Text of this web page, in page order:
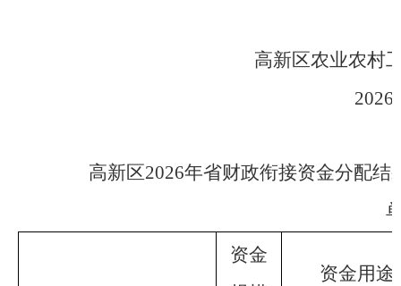
高新区农业农村
2026
高新区2026年省财政衔接资金分配结
资金
资金用途